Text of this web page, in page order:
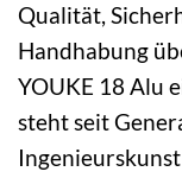
Qualität,
Handhabung
YOUKE 18 Alu
steht seit